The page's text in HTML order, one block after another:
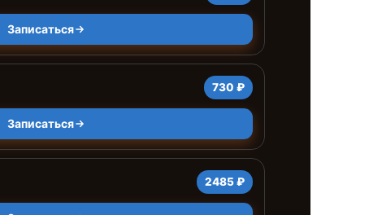
Записаться
730 ₽
Записаться
2485 ₽